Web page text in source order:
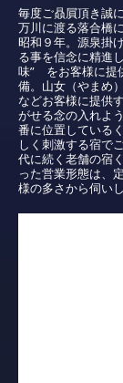
毎度ご贔屓頂き誠
万川に渡る落合橋
昭和９年。源泉掛
る事を信念に精進
味” をお客様に提
備。山女（やまめ
などお客様に提供
がせる念の入れよ
番に位置している
しく刺激する宿で
代に続く老舗の宿
った営業形態は、
様の多さから伺い